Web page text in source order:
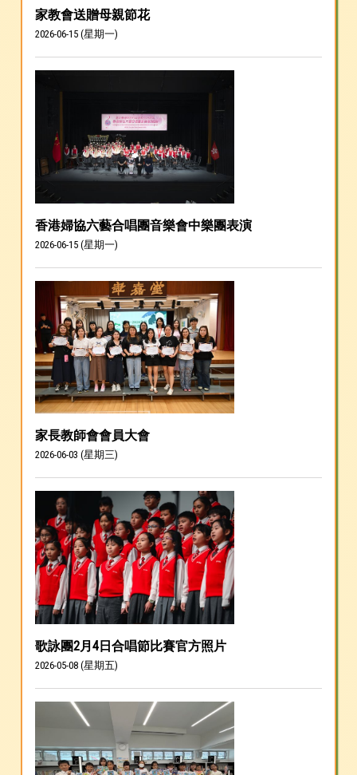
家教會送贈母親節花
2026-06-15 (星期一)
香港婦協六藝合唱團音樂會中樂團表演
2026-06-15 (星期一)
家長教師會會員大會
2026-06-03 (星期三)
歌詠團2月4日合唱節比賽官方照片
2026-05-08 (星期五)